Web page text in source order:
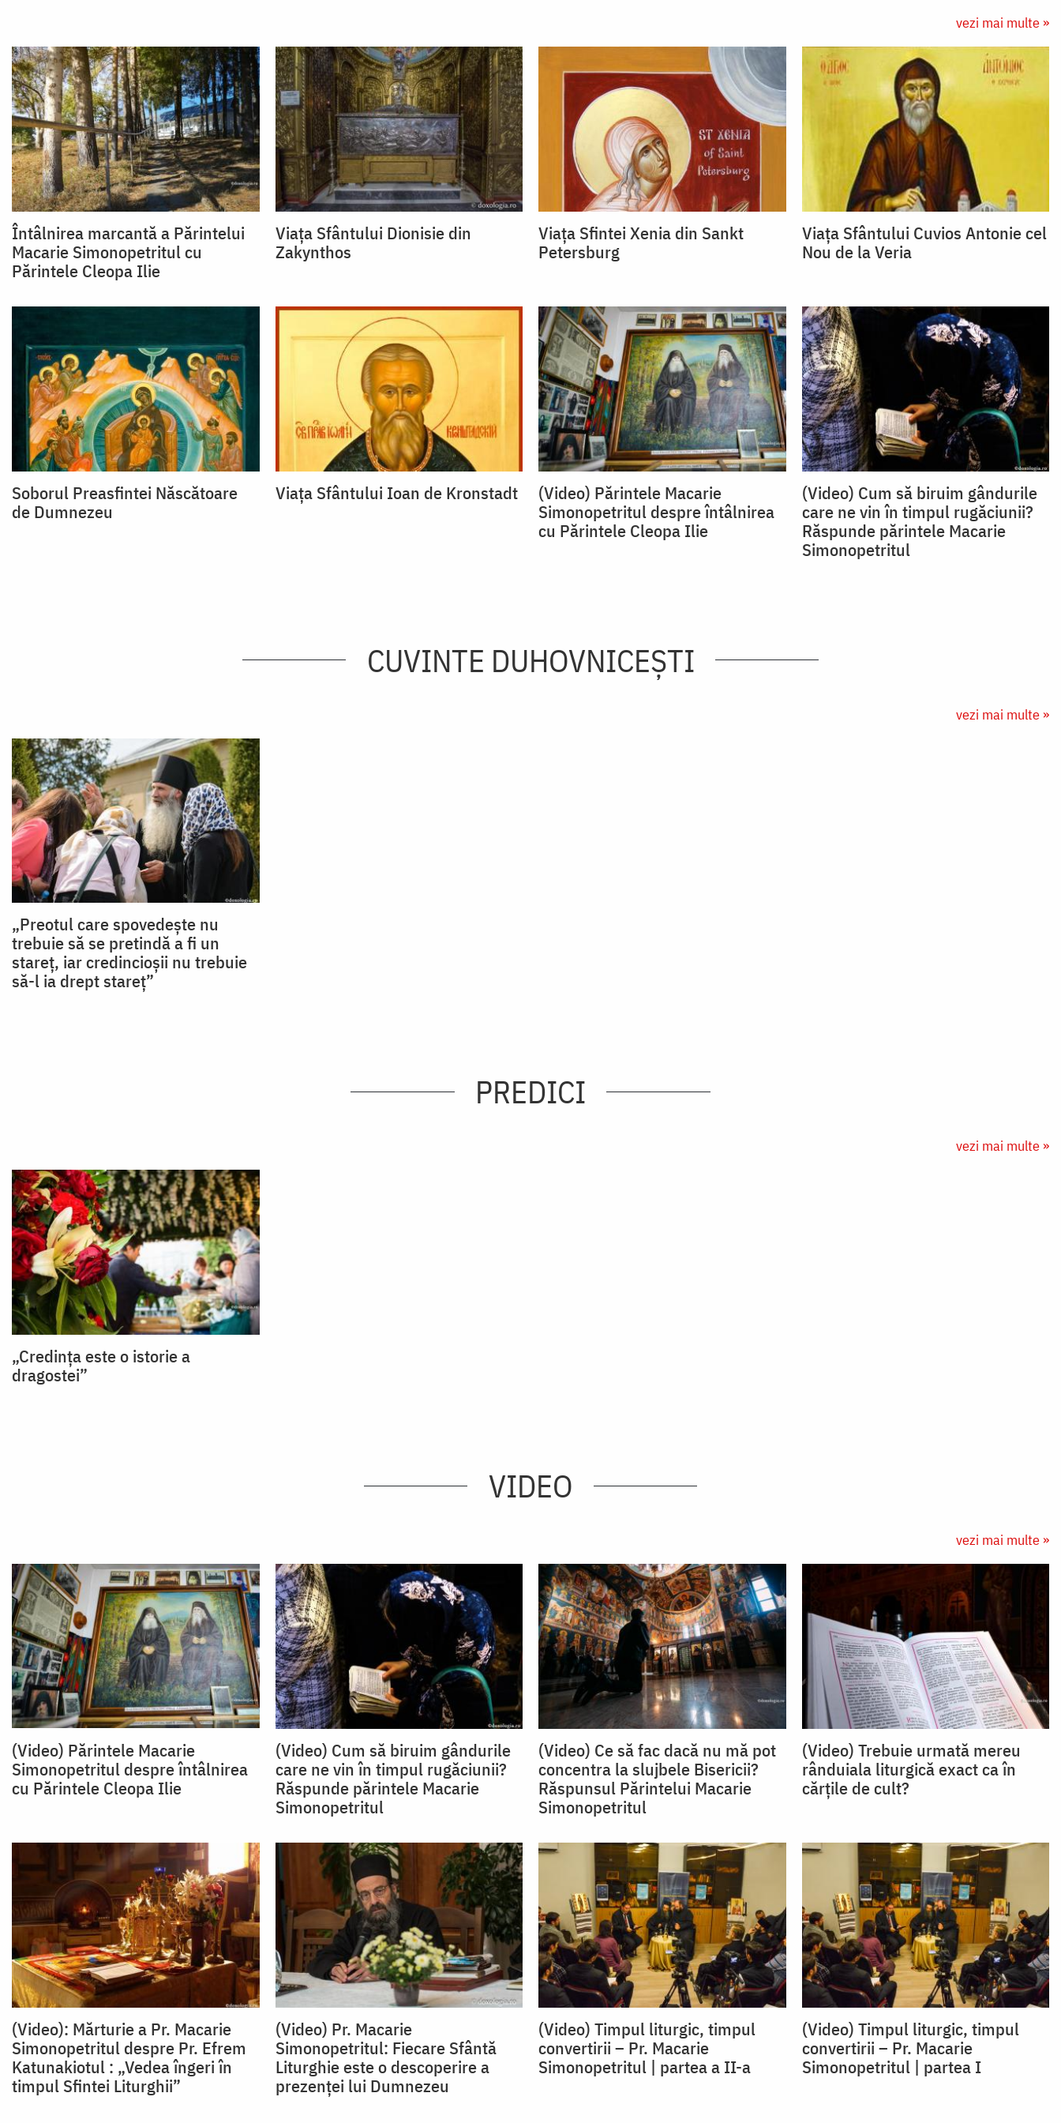
vezi mai multe »
Întâlnirea marcantă a Părintelui
Macarie Simonopetritul cu
Părintele Cleopa Ilie
Viața Sfântului Dionisie din
Zakynthos
Viața Sfintei Xenia din Sankt
Petersburg
Viața Sfântului Cuvios Antonie cel
Nou de la Veria
Soborul Preasfintei Născătoare
de Dumnezeu
Viața Sfântului Ioan de Kronstadt
(Video) Părintele Macarie
Simonopetritul despre întâlnirea
cu Părintele Cleopa Ilie
(Video) Cum să biruim gândurile
care ne vin în timpul rugăciunii?
Răspunde părintele Macarie
Simonopetritul
CUVINTE DUHOVNICEȘTI
vezi mai multe »
„Preotul care spovedeşte nu
trebuie să se pretindă a fi un
stareţ, iar credincioşii nu trebuie
să-l ia drept stareţ”
PREDICI
vezi mai multe »
„Credinţa este o istorie a
dragostei”
VIDEO
vezi mai multe »
(Video) Părintele Macarie
Simonopetritul despre întâlnirea
cu Părintele Cleopa Ilie
(Video) Cum să biruim gândurile
care ne vin în timpul rugăciunii?
Răspunde părintele Macarie
Simonopetritul
(Video) Ce să fac dacă nu mă pot
concentra la slujbele Bisericii?
Răspunsul Părintelui Macarie
Simonopetritul
(Video) Trebuie urmată mereu
rânduiala liturgică exact ca în
cărțile de cult?
(Video): Mărturie a Pr. Macarie
Simonopetritul despre Pr. Efrem
Katunakiotul : „Vedea îngeri în
timpul Sfintei Liturghii”
(Video) Pr. Macarie
Simonopetritul: Fiecare Sfântă
Liturghie este o descoperire a
prezenței lui Dumnezeu
(Video) Timpul liturgic, timpul
convertirii – Pr. Macarie
Simonopetritul | partea a II-a
(Video) Timpul liturgic, timpul
convertirii – Pr. Macarie
Simonopetritul | partea I